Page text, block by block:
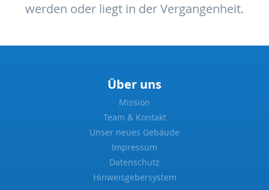
werden oder liegt in der Vergangenheit.
Über uns
Mission
Team & Kontakt
Unser neues Gebäude
Impressum
Datenschutz
Hinweisgebersystem